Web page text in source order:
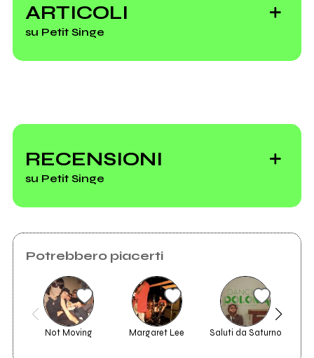
ARTICOLI
su Petit Singe
Riguarda la Boiler
Milano
Boiler Room torna
in Italia, e
collabora con The
Italian New Wave
RECENSIONI
su Petit Singe
Potrebbero piacerti
Not Moving Margaret Lee Saluti da Saturno